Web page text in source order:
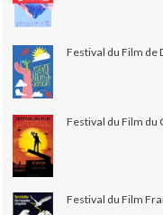
Festival du Film de
Festival du Film du
Festival du Film